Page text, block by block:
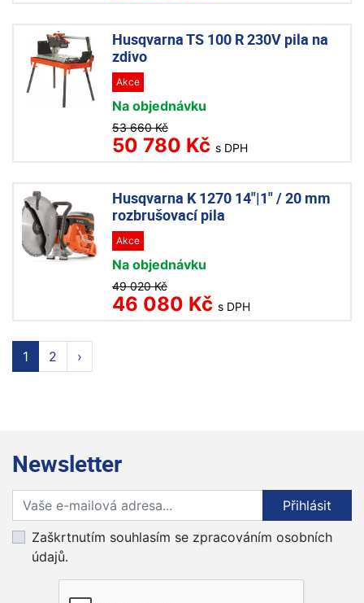
Husqvarna TS 100 R 230V pila na
zdivo
Akce
Na objednávku
53 660 Kč
50 780 Kč s DPH
Husqvarna K 1270 14"|1" / 20 mm
rozbrušovací pila
Akce
Na objednávku
49 020 Kč
46 080 Kč s DPH
1 2 ›
Newsletter
Přihlaste se k odběru novinek
Přihlásit
Zaškrtnutím souhlasím se zpracováním osobních
údajů.